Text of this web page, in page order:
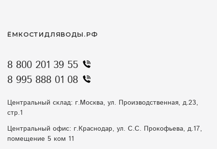
ЁМКОСТИДЛЯВОДЫ.РФ
8 800 201 39 55
8 995 888 01 08
Центральный склад: г.Москва, ул. Производственная, д.23,
стр.1
Центральный офис: г.Краснодар, ул. С.С. Прокофьева, д.17,
помещение 5 ком 11